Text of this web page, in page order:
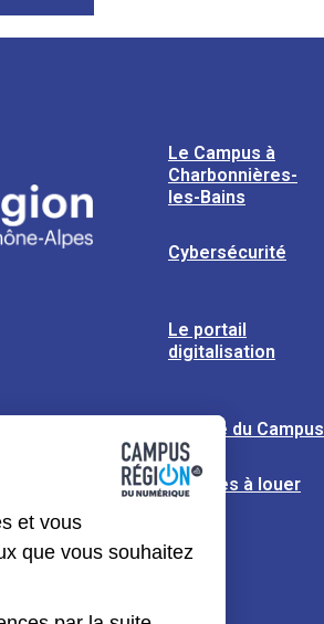
Le Campus à
Charbonnières-
les-Bains
Cybersécurité
Le portail
digitalisation
L’usine du Campus
Espaces à louer
et vous
que vous souhaitez